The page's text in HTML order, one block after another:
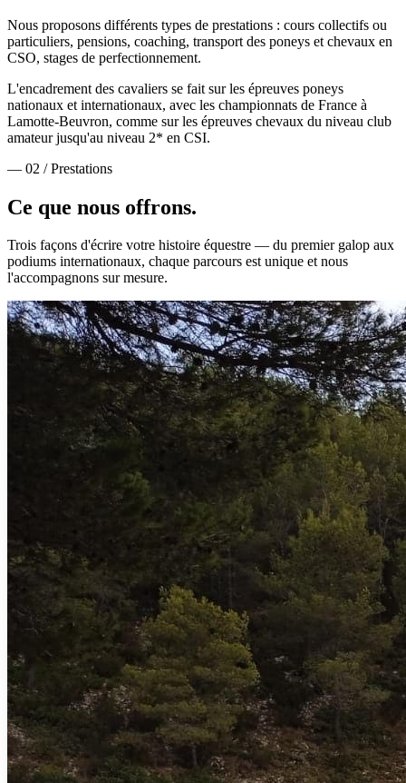
Nous proposons différents types de prestations : cours collectifs ou
particuliers, pensions, coaching, transport des poneys et chevaux en
CSO, stages de perfectionnement.
L'encadrement des cavaliers se fait sur les épreuves poneys
nationaux et internationaux, avec les championnats de France à
Lamotte-Beuvron, comme sur les épreuves chevaux du niveau club
amateur jusqu'au niveau 2* en CSI.
— 02 / Prestations
Ce que nous offrons.
Trois façons d'écrire votre histoire équestre — du premier galop aux
podiums internationaux, chaque parcours est unique et nous
l'accompagnons sur mesure.